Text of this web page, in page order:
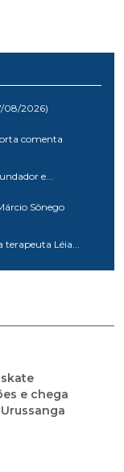
08/2026)
comenta
e...
Sônego
terapeuta Léia...
e chega